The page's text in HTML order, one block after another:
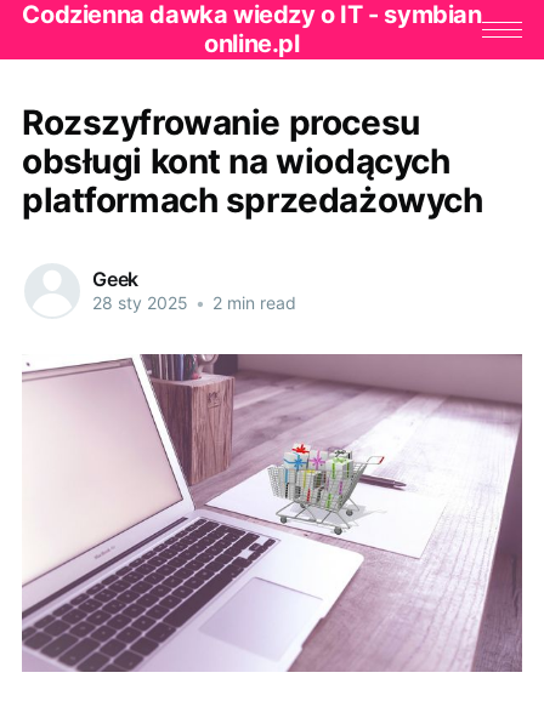
Codzienna dawka wiedzy o IT - symbian
online.pl
Rozszyfrowanie procesu
obsługi kont na wiodących
platformach sprzedażowych
Geek
28 sty 2025 • 2 min read